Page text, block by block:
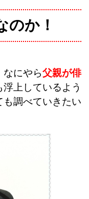
のか！
なにやら父親が俳
上しているよう
調べていきたい